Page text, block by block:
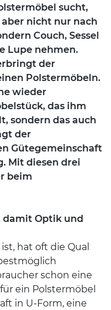
sucht,
nicht nur nach
Couch, Sessel
Lupe nehmen.
der
Polstermöbeln.
wieder
das ihm
sondern das auch
der
Gütegemeinschaft
Mit diesen drei
beim
damit Optik und
hat oft die Qual
schon eine
ein Polstermöbel
in U-Form, eine